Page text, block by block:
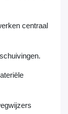
centraal